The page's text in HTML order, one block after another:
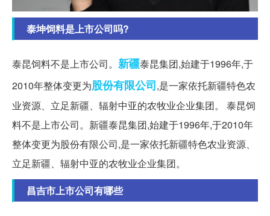
泰坤饲料是上市公司吗?
泰昆饲料不是上市公司。 新疆泰昆集团,始建于1996年,于
2010年整体变更为股份有限公司,是一家依托新疆特色农
业资源、立足新疆、辐射中亚的农牧业企业集团。 泰昆饲
料不是上市公司。新疆泰昆集团,始建于1996年,于2010年
整体变更为股份有限公司,是一家依托新疆特色农业资源、
立足新疆、辐射中亚的农牧业企业集团。
昌吉市上市公司有哪些